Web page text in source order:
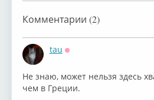
Комментарии (2)
tau
Не знаю, может нельзя здесь
чем в Греции.